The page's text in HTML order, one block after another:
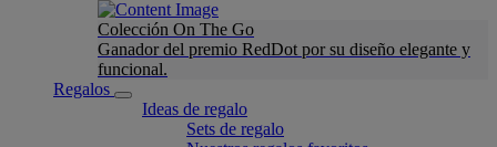
Colección On The Go
Ganador del premio RedDot por su diseño elegante y
funcional.
Regalos
Ideas de regalo
Sets de regalo